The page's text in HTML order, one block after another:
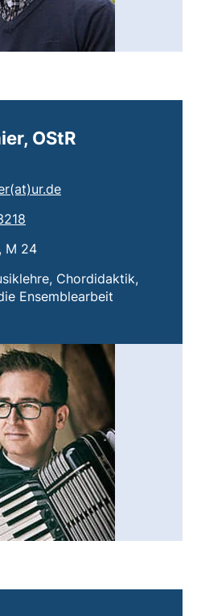
OStR
(öffnet Ihr E-Mail-
M 24
Chordidaktik,
Ensemblearbeit